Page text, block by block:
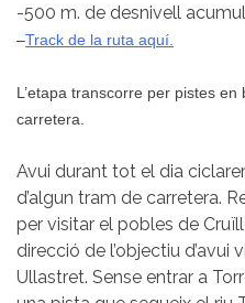
-500 m. de desnivell
–Track de la ruta aquí.
L’etapa transcorre per pistes
carretera.
Avui durant tot el dia
d’algun tram de carretera.
per visitar el pobles de
direcció de l’objectiu d’avui
Ullastret. Sense entrar a